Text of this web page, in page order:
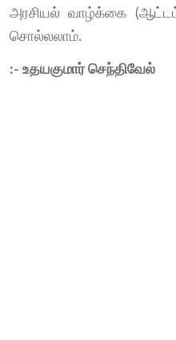
அரசியல் வாழ்க்கை
சொல்லலாம்.
:- உதயகுமார் செந்திவேல்